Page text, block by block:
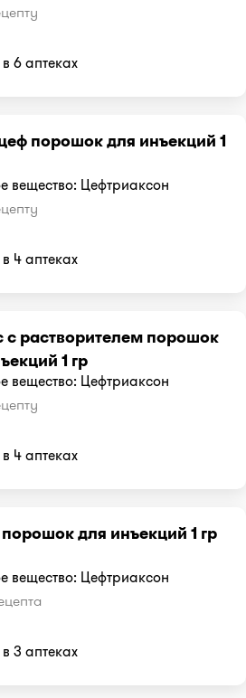
6 аптеках
порошок для инъекций 1
вещество: Цефтриаксон
4 аптеках
с растворителем порошок
1 гр
вещество: Цефтриаксон
4 аптеках
для инъекций 1 гр
вещество: Цефтриаксон
3 аптеках